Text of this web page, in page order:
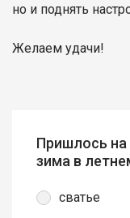
но и поднять
Желаем удачи!
Пришлось на
зима в
сватье